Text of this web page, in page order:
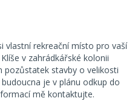
vlastní rekreační místo pro vaší
v zahrádkářské kolonii
pozůstatek stavby o velikosti
je v plánu odkup do
mě kontaktujte.